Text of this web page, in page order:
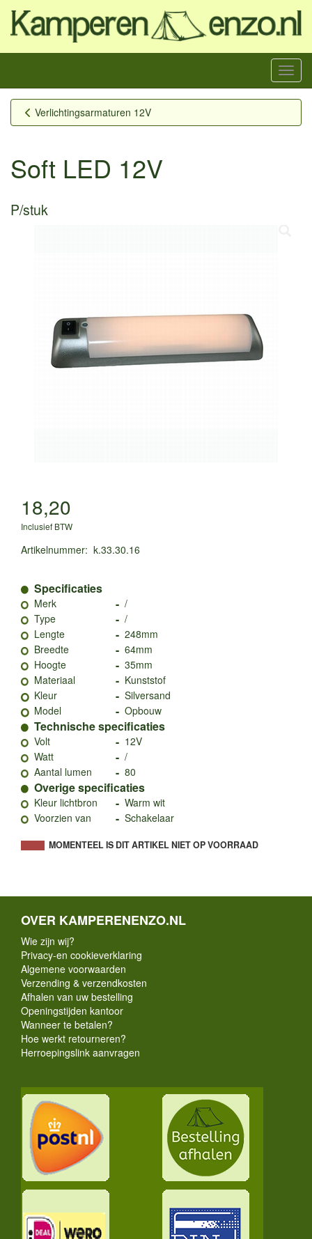
Menu
Verlichtingsarmaturen 12V
Soft LED 12V
P/stuk
18,20
Inclusief BTW
Artikelnummer: k.33.30.16
Specificaties
Merk - /
Type
- /
Lengte
- 248mm
Breedte
- 64mm
Hoogte
- 35mm
Materiaal
- Kunststof
Kleur
- Silversand
Model
- Opbouw
Technische specificaties
Volt - 12V
Watt
- /
Aantal lumen
- 80
Overige specificaties
Kleur lichtbron - Warm wit
Voorzien van
- Schakelaar
MOMENTEEL IS DIT ARTIKEL NIET OP VOORRAAD
OVER KAMPERENENZO.NL
Wie zijn wij?
Privacy-en cookieverklaring
Algemene voorwaarden
Verzending & verzendkosten
Afhalen van uw bestelling
Openingstijden kantoor
Wanneer te betalen?
Hoe werkt retourneren?
Herroepingslink aanvragen